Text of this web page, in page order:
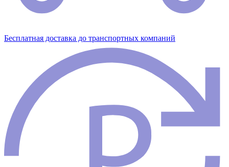
Бесплатная доставка до транспортных компаний